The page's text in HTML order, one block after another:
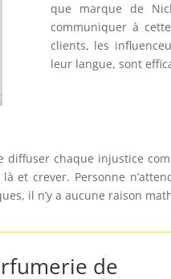
que marque de
communiquer à
clients, les
leur langue, sont
diffuser chaque injustice
et crever. Personne
il n’y a aucune raison
de